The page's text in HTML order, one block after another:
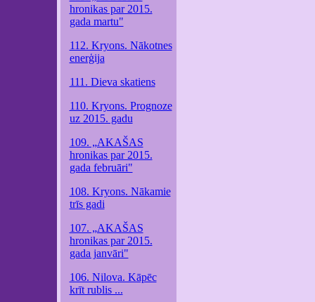
hronikas par 2015.
gada martu"
112. Kryons. Nākotnes
enerģija
111. Dieva skatiens
110. Kryons. Prognoze
uz 2015. gadu
109. „AKAŠAS
hronikas par 2015.
gada februāri"
108. Kryons. Nākamie
trīs gadi
107. „AKAŠAS
hronikas par 2015.
gada janvāri"
106. Nilova. Kāpēc
krīt rublis ...